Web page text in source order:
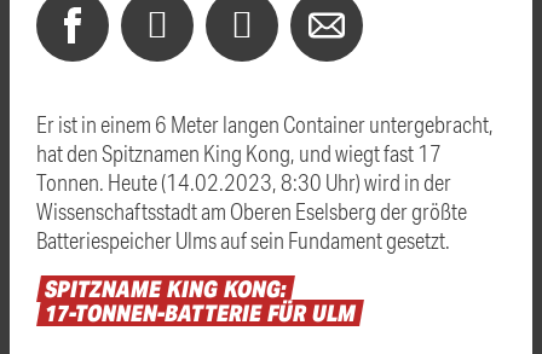
Er ist in einem 6 Meter langen Container untergebracht,
hat den Spitznamen King Kong, und wiegt fast 17
Tonnen. Heute (14.02.2023, 8:30 Uhr) wird in der
Wissenschaftsstadt am Oberen Eselsberg der größte
Batteriespeicher Ulms auf sein Fundament gesetzt.
SPITZNAMEKING KONG:
17-TONNEN-BATTERIEFÜRULM